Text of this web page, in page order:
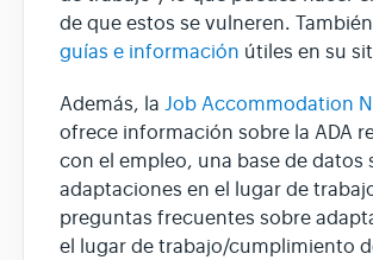
de que estos se vulneren.
guías e información útiles en su
Además, la Job Accommodation
ofrece información sobre la ADA
con el empleo, una base de datos
adaptaciones en el lugar de
preguntas frecuentes sobre
el lugar de trabajo/cumplimiento